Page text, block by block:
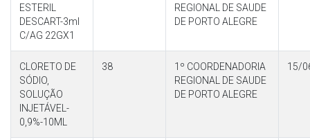
ESTERIL
DESCART-3ml
C/AG 22GX1
REGIONAL DE SAUDE
DE PORTO ALEGRE
CLORETO DE
SÓDIO,
SOLUÇÃO
INJETÁVEL-
0,9%-10ML
38
1º COORDENADORIA
REGIONAL DE SAUDE
DE PORTO ALEGRE
15/